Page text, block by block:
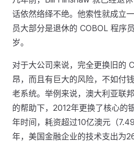
话依然络绎不绝。他索性就成立
员大部分是退休的 COBOL 程序
岁。
对于大公司来说，完全更换旧的
昂，而且有巨大的风险，不如付
老系统。举例来说，澳大利亚联
的帮助下，2012年更换了核心的
年时间，耗资超过10亿澳元（
年，美国金融企业的技术支出为